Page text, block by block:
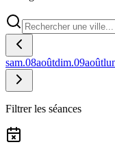
sam.08aoûtdim.09août
Filtrer les séances